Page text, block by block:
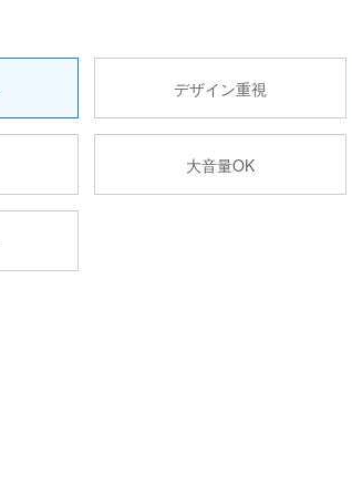
デザイン重視
大音量OK